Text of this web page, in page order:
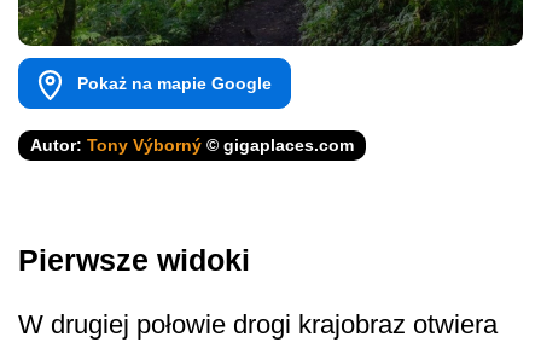
Pokaż na mapie Google
Autor: Tony Výborný © gigaplaces.com
Pierwsze widoki
W drugiej połowie drogi krajobraz otwiera